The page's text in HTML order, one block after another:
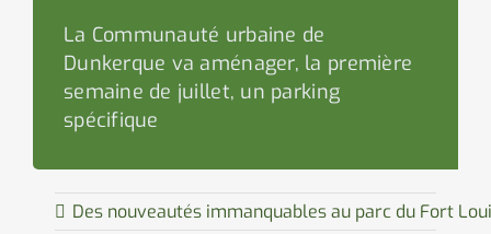
Social & solidarité
Contacter le maire
La Communauté urbaine de
Dunkerque va aménager, la première
semaine de juillet, un parking
spécifique
Des nouveautés immanquables au parc du Fort